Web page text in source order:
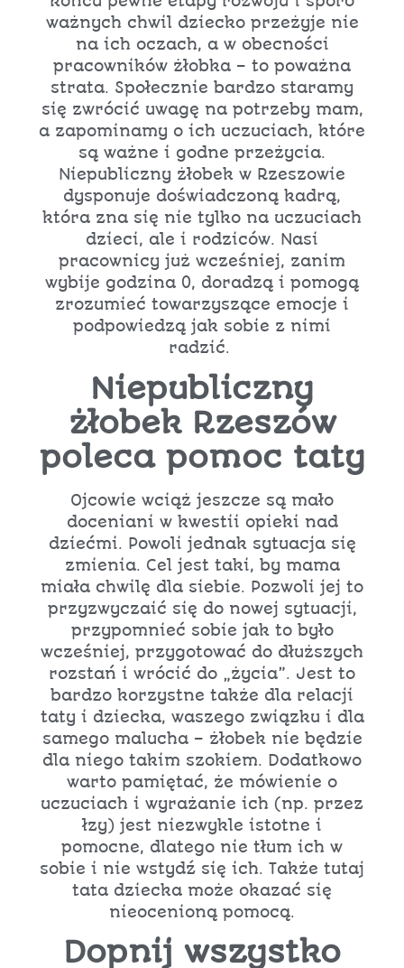
ważnych chwil dziecko przeżyje nie
na ich oczach, a w obecności
pracowników żłobka – to poważna
strata. Społecznie bardzo staramy
się zwrócić uwagę na potrzeby mam,
a zapominamy o ich uczuciach, które
są ważne i godne przeżycia.
Niepubliczny żłobek w Rzeszowie
dysponuje doświadczoną kadrą,
która zna się nie tylko na uczuciach
dzieci, ale i rodziców. Nasi
pracownicy już wcześniej, zanim
wybije godzina 0, doradzą i pomogą
zrozumieć towarzyszące emocje i
podpowiedzą jak sobie z nimi
radzić.
Niepubliczny
żłobek Rzeszów
poleca pomoc taty
Ojcowie wciąż jeszcze są mało
doceniani w kwestii opieki nad
dziećmi. Powoli jednak sytuacja się
zmienia. Cel jest taki, by mama
miała chwilę dla siebie. Pozwoli jej to
przyzwyczaić się do nowej sytuacji,
przypomnieć sobie jak to było
wcześniej, przygotować do dłuższych
rozstań i wrócić do „życia”. Jest to
bardzo korzystne także dla relacji
taty i dziecka, waszego związku i dla
samego malucha – żłobek nie będzie
dla niego takim szokiem. Dodatkowo
warto pamiętać, że mówienie o
uczuciach i wyrażanie ich (np. przez
łzy) jest niezwykle istotne i
pomocne, dlatego nie tłum ich w
sobie i nie wstydź się ich. Także tutaj
tata dziecka może okazać się
nieocenioną pomocą.
Dopnij wszystko